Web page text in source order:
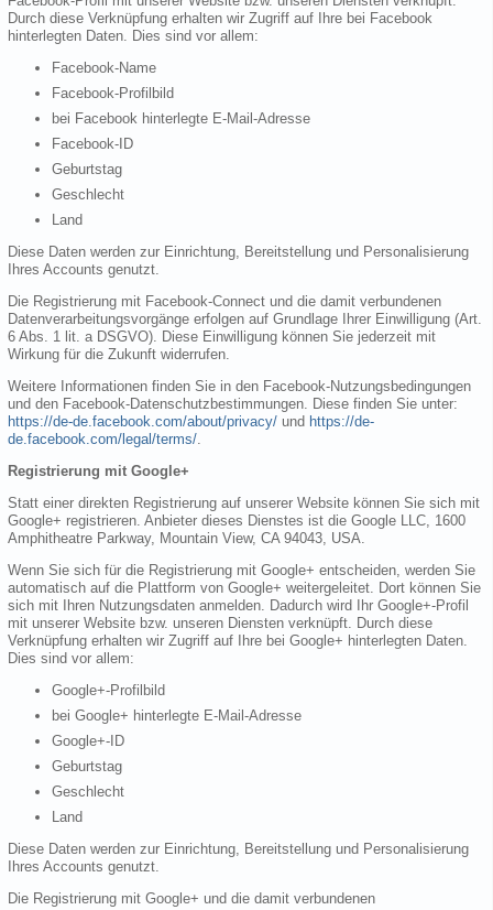
Durch diese Verknüpfung erhalten wir Zugriff auf Ihre bei Facebook
hinterlegten Daten. Dies sind vor allem:
Facebook-Name
Facebook-Profilbild
bei Facebook hinterlegte E-Mail-Adresse
Facebook-ID
Geburtstag
Geschlecht
Land
Diese Daten werden zur Einrichtung, Bereitstellung und Personalisierung
Ihres Accounts genutzt.
Die Registrierung mit Facebook-Connect und die damit verbundenen
Datenverarbeitungsvorgänge erfolgen auf Grundlage Ihrer Einwilligung (Art.
6 Abs. 1 lit. a DSGVO). Diese Einwilligung können Sie jederzeit mit
Wirkung für die Zukunft widerrufen.
Weitere Informationen finden Sie in den Facebook-Nutzungsbedingungen
und den Facebook-Datenschutzbestimmungen. Diese finden Sie unter:
https://de-de.facebook.com/about/privacy/ und https://de-
de.facebook.com/legal/terms/.
Registrierung mit Google+
Statt einer direkten Registrierung auf unserer Website können Sie sich mit
Google+ registrieren. Anbieter dieses Dienstes ist die Google LLC, 1600
Amphitheatre Parkway, Mountain View, CA 94043, USA.
Wenn Sie sich für die Registrierung mit Google+ entscheiden, werden Sie
automatisch auf die Plattform von Google+ weitergeleitet. Dort können Sie
sich mit Ihren Nutzungsdaten anmelden. Dadurch wird Ihr Google+-Profil
mit unserer Website bzw. unseren Diensten verknüpft. Durch diese
Verknüpfung erhalten wir Zugriff auf Ihre bei Google+ hinterlegten Daten.
Dies sind vor allem:
Google+-Profilbild
bei Google+ hinterlegte E-Mail-Adresse
Google+-ID
Geburtstag
Geschlecht
Land
Diese Daten werden zur Einrichtung, Bereitstellung und Personalisierung
Ihres Accounts genutzt.
Die Registrierung mit Google+ und die damit verbundenen